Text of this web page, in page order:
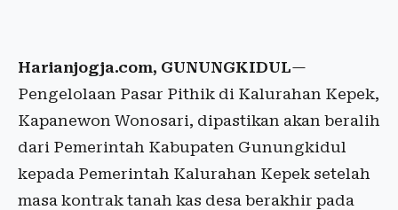
Harianjogja.com, GUNUNGKIDUL—
Pengelolaan Pasar Pithik di Kalurahan Kepek,
Kapanewon Wonosari, dipastikan akan beralih
dari Pemerintah Kabupaten Gunungkidul
kepada Pemerintah Kalurahan Kepek setelah
masa kontrak tanah kas desa berakhir pada